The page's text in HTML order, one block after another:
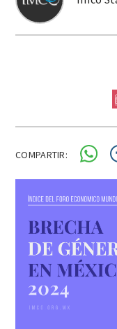
COMPARTIR: